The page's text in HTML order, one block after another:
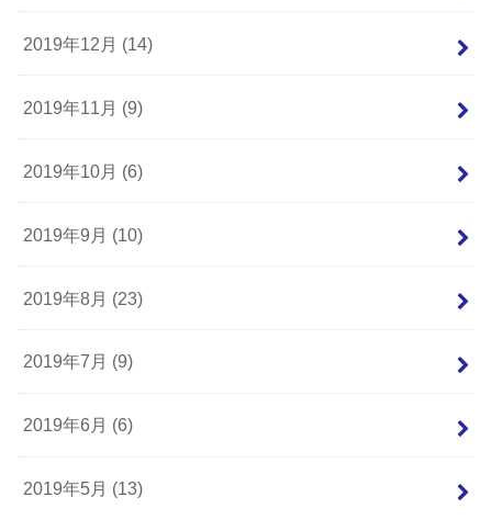
2019年12月 (14)
2019年11月 (9)
2019年10月 (6)
2019年9月 (10)
2019年8月 (23)
2019年7月 (9)
2019年6月 (6)
2019年5月 (13)